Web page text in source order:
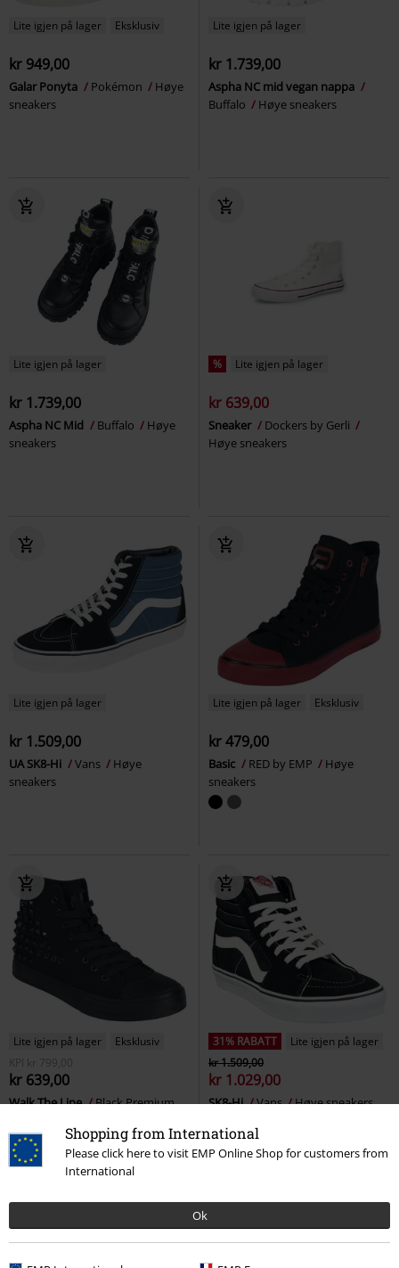
Shopping from International
Please click here to visit EMP Online Shop for customers from
International
Ok
Lite igjen på lager Eksklusiv
kr 949,00
Galar Ponyta Pokémon
Høye
sneakers
Lite igjen på lager
kr 1.739,00
Aspha NC mid vegan nappa
Buffalo
Høye sneakers
Lite igjen på lager
kr 1.739,00
Aspha NC Mid Buffalo
Høye
sneakers
% Lite igjen på lager
kr 639,00
Sneaker
Dockers by Gerli
Høye sneakers
Lite igjen på lager
kr 1.509,00
UA SK8-Hi Vans
Høye
sneakers
Lite igjen på lager Eksklusiv
kr 479,00
Basic RED by EMP
Høye
sneakers
Lite igjen på lager
Eksklusiv
KPI
kr 799,00
kr 639,00
Walk The Line
Black Premium
31% RABATT
Lite igjen på lager
kr 1.509,00
kr 1.029,00
SK8-Hi Vans Høye sneakers